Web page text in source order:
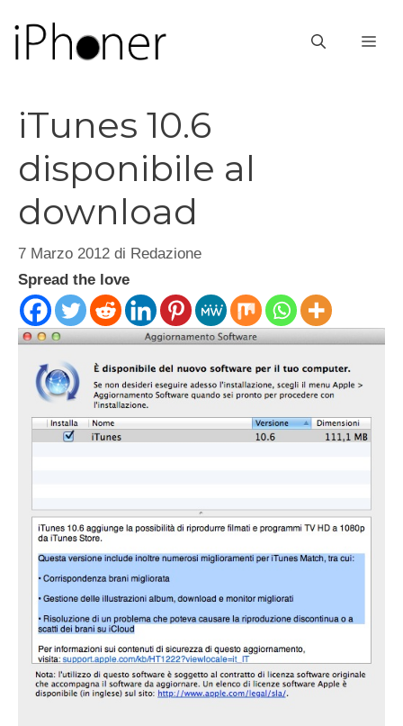
contenuto
iTunes 10.6
disponibile al
download
7 Marzo 2012 di Redazione
Spread the love